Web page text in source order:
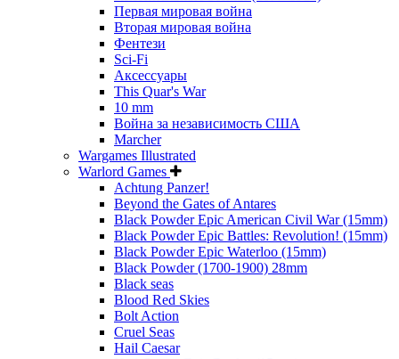
Первая мировая война
Вторая мировая война
Фентези
Sci-Fi
Аксессуары
This Quar's War
10 mm
Война за независимость США
Marcher
Wargames Illustrated
Warlord Games
Achtung Panzer!
Beyond the Gates of Antares
Black Powder Epic American Civil War (15mm)
Black Powder Epic Battles: Revolution! (15mm)
Black Powder Epic Waterloo (15mm)
Black Powder (1700-1900) 28mm
Black seas
Blood Red Skies
Bolt Action
Cruel Seas
Hail Caesar